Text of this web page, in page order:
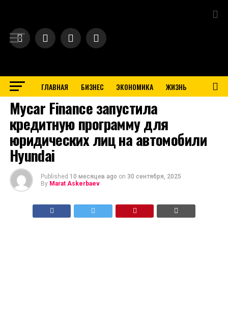
ГЛАВНАЯ БИЗНЕС ЭКОНОМИКА ЖИЗНЬ
BUSINESS
Mycar Finance запустила
кредитную программу для
юридических лиц на автомобили
Hyundai
Published 10 месяцев ago on 30 сентября, 2025
By Marat Askerbaev